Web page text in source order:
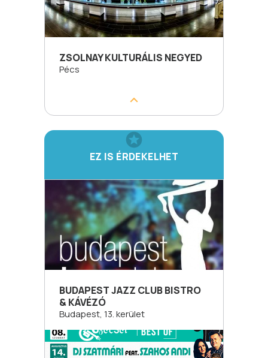
ZSOLNAY KULTURÁLIS NEGYED
Pécs
EZ IS ÉRDEKELHET
BUDAPEST JAZZ CLUB BISTRO
& KÁVÉZÓ
Budapest, 13. kerület